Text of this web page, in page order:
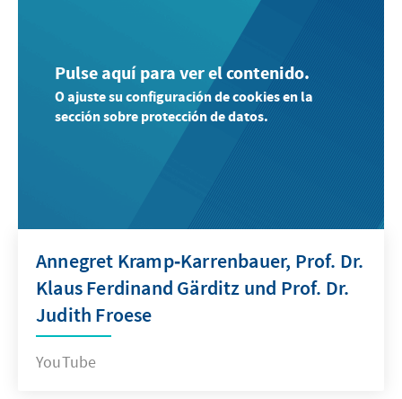
Pulse aquí para ver el contenido.
O ajuste su configuración de cookies en la
sección sobre protección de datos.
Annegret Kramp‑Karrenbauer, Prof. Dr.
Klaus Ferdinand Gärditz und Prof. Dr.
Judith Froese
YouTube